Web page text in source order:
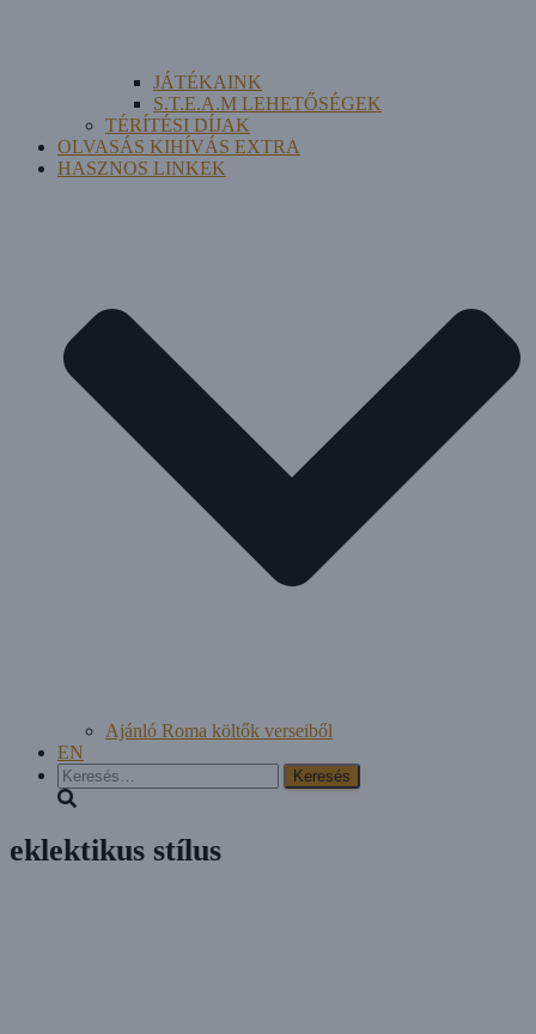
JÁTÉKAINK
S.T.E.A.M LEHETŐSÉGEK
TÉRÍTÉSI DÍJAK
OLVASÁS KIHÍVÁS EXTRA
HASZNOS LINKEK
Ajánló Roma költők verseiből
EN
Keresés:
eklektikus stílus